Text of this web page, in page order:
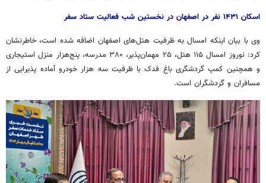
اسکان ۱۴۳۱ نفر در اصفهان در نخستین شب فعالیت ستاد سفر
وی با بیان اینکه امسال به ظرفیت هتل‌های اصفهان اضافه شده است، خاطرنشان
کرد: نوروز امسال ۱۱۵ هتل، ۲۵ مهمان‌پذیر، ۳۸۰ مدرسه، پنج‌هزار منزل استیجاری
و همچنین کمپ گردشگری باغ فدک با ظرفیت سه هزار خودرو آماده پذیرایی از
مسافران و گردشگران است.